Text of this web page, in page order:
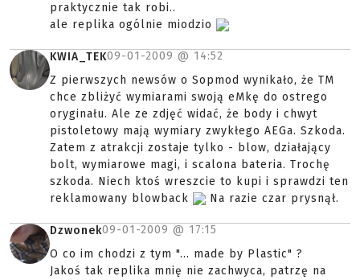
praktycznie tak robi..
ale replika ogólnie miodzio
KWIA_TEK09-01-2009 @ 14:52
Z pierwszych newsów o Sopmod wynikało, że TM
chce zbliżyć wymiarami swoją eMkę do ostrego
oryginału. Ale ze zdjęć widać, że body i chwyt
pistoletowy mają wymiary zwykłego AEGa. Szkoda.
Zatem z atrakcji zostaje tylko - blow, działający
bolt, wymiarowe magi, i scalona bateria. Trochę
szkoda. Niech ktoś wreszcie to kupi i sprawdzi ten
reklamowany blowback
Na razie czar prysnął.
Dzwonek09-01-2009 @ 17:15
O co im chodzi z tym "... made by Plastic" ?
Jakoś tak replika mnię nie zachwyca, patrzę na